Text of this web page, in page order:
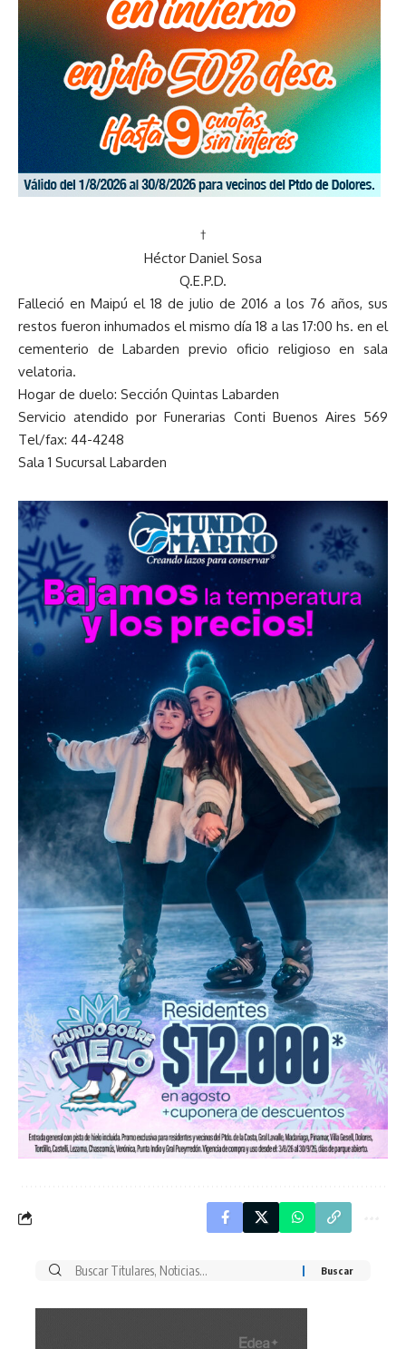
†
Héctor Daniel Sosa
Q.E.P.D.
Falleció en Maipú el 18 de julio de 2016 a los 76 años, sus
restos fueron inhumados el mismo día 18 a las 17:00 hs. en el
cementerio de Labarden previo oficio religioso en sala
velatoria.
Hogar de duelo: Sección Quintas Labarden
Servicio atendido por Funerarias Conti Buenos Aires 569
Tel/fax: 44-4248
Sala 1 Sucursal Labarden
Buscar